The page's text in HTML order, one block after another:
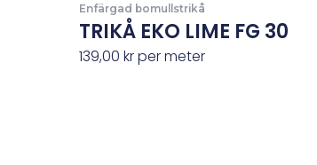
Enfärgad bomullstrikå
TRIKÅ EKO LIME FG 30
139,00 krper meter